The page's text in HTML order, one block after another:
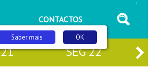
CONTACTOS
/
21 SEG22
OK
Saber mais